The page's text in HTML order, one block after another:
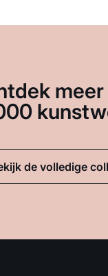
meer
de volledige